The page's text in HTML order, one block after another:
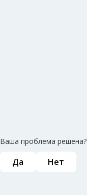
Ваша проблема решена?
Да Нет